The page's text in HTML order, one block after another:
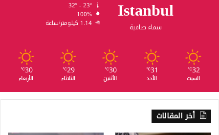
Istanbul
سماء صافية
100%
1.14 كيلومتر/ساعة
32
℃
السبت
31
℃
الأحد
30
℃
الأثنين
29
℃
الثلاثاء
30
℃
الأربعاء
أخر المقالات